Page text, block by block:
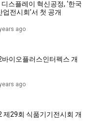
스플레이 혁신공정, ‘한국
전시회’서 첫 공개
ago
바이오플러스인터펙스 개
ago
제29회 식품기기전시회 개